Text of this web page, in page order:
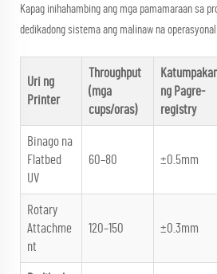
Kapag inihahambing ang mga pamamaraan sa
dedikadong sistema ang malinaw na
Uri ng
Printer
Throughput
(mga
cups/oras)
ng Pagre-
registry
Binago na
Flatbed
UV
60–80 ±0.5mm
Rotary
Attachme
nt
120–150 ±0.3mm